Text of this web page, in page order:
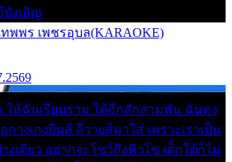
บังเอิญ
ทพพร เพชรอุบล(KARAOKE)
ให้ฉันเรียนราม ได้อีกสักสามพัน ฉันคง
กางเกงยีนส์ ลีวายส์มาใส่ เพราะเราเป็น
งเดียว อยากจะโชว์ถึงหิวโซ เด็กใต้ก็ไม่